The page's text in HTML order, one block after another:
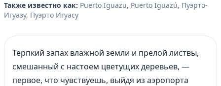
Также известно как: Puerto Iguazu, Puerto Iguazú, Пуэрто-
Игуазу, Пуэрто Игуасу
Терпкий запах влажной земли и прелой листвы,
смешанный с настоем цветущих деревьев, —
первое, что чувствуешь, выйдя из аэропорта